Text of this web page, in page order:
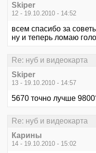
Skiper
12 - 19.10.2010 - 14:52
всем спасибо за
ну и теперь ломаю
Re: нуб и видеокарта
Skiper
13 - 19.10.2010 - 14:57
5670 точно лучше
Re: нуб и видеокарта
Карины
14 - 19.10.2010 - 15:02